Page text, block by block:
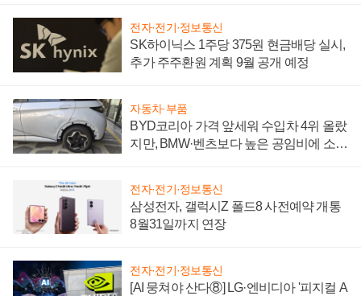
전자·전기·정보통신
SK하이닉스 1주당 375원 현금배당 실시,
추가 주주환원 계획 9월 공개 예정
자동차·부품
BYD코리아 가격 앞세워 수입차 4위 올랐
지만, BMW·벤츠보다 높은 공임비에 소비
전자·전기·정보통신
삼성전자, 갤럭시Z 폴드8 사전예약 개통
8월31일까지 연장
전자·전기·정보통신
[AI 뭉쳐야 산다⑧] LG·엔비디아 '피지컬 A